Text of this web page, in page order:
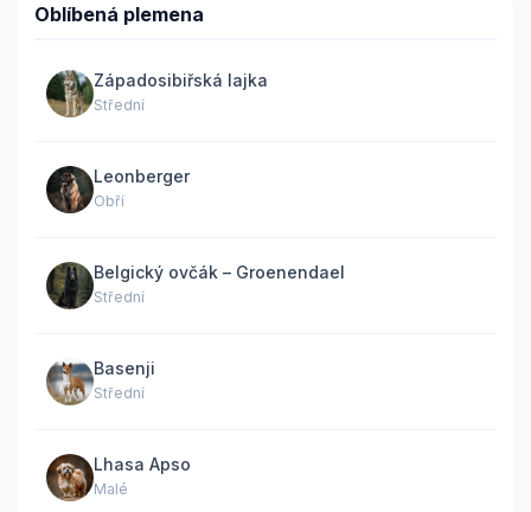
Oblíbená plemena
Západosibiřská lajka
Střední
Leonberger
Obří
Belgický ovčák – Groenendael
Střední
Basenji
Střední
Lhasa Apso
Malé